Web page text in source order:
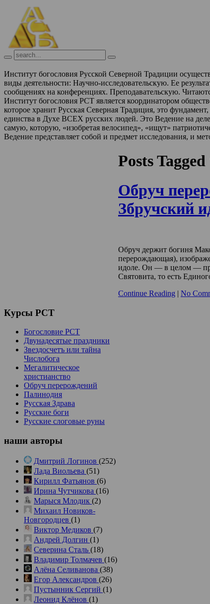
Институт богословия Русской Северной Традиции
виды деятельности: Научно-исследовательскую. Ее
сообщениях на конференциях. Преподавательскую.
Институт богословия РСТ является координатором
которое хранит Русская Северная Традиция, это
единства в Духе ВСЕХ русских людей. Это Ведение на
самую, которую, «изобретая велосипед», «ищут»
Ведение представляет собой и предмет исследования, и
Posts
Обруч
Збручский
Обруч держит богиня
перерождающая),
идоле. Он — в целом —
Святовита, то есть
Continue Reading | No
Курсы РСТ
Богословие РСТ
Двунадесятые праздники
Звездосчетъ или тайна
Числобога
Мегалитическое
христианство
Обруч перерождений
Палинодия
Русская Здрава
Русские боги
Русские слоговые руны
наши авторы
Дмитрий Логинов (252)
Лада Виольева (51)
Кирилл Фатьянов (6)
Ирина Чутчикова (16)
Марыся Млодик (2)
Михаил Новиков-
Новгородцев (1)
Виктор Медиков (7)
Андрей Долгин (1)
Северина Сталь (18)
Владимир Толмачев (16)
Алёна Селиванова (38)
Егор Александров (26)
Пустынник Сергий (1)
Леонид Клёнов (1)